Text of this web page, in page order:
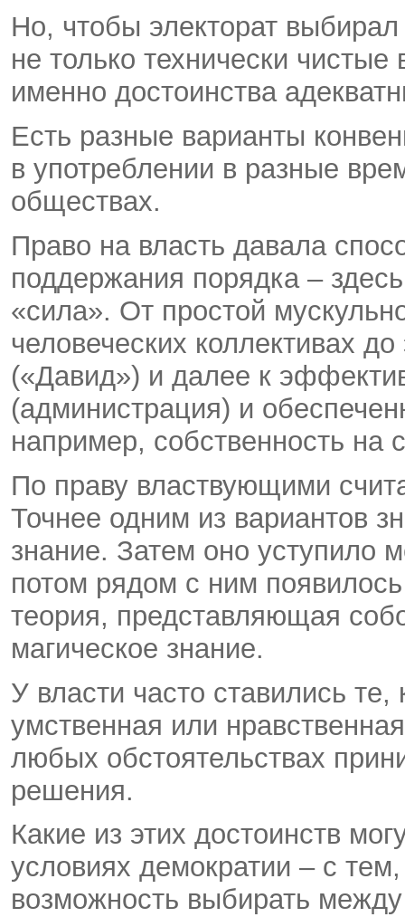
Но, чтобы электорат
не только технически
именно достоинства
Есть разные варианты
в употреблении в разные
обществах.
Право на власть давала
поддержания порядка –
«сила». От простой
человеческих коллективах
(«Давид») и далее к
(администрация) и
например, собственность на
По праву властвующими
Точнее одним из вариантов
знание. Затем оно уступило
потом рядом с ним
теория, представляющая
магическое знание.
У власти часто ставились
умственная или
любых обстоятельствах
решения.
Какие из этих достоинств
условиях демократии – с
возможность выбирать